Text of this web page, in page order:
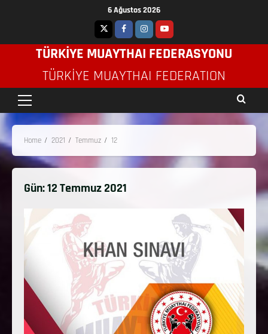
6 Ağustos 2026
TÜRKİYE MUAYTHAI FEDERASYONU
TÜRKIYE MUAYTHAI FEDERATION
Home 2021 Temmuz 12
Gün:12 Temmuz 2021